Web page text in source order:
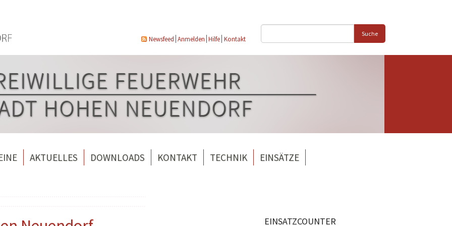
Newsfeed Anmelden Hilfe Kontakt
Suche
AKTUELLES DOWNLOADS KONTAKT TECHNIK EINSÄTZE
EINSATZCOUNTER